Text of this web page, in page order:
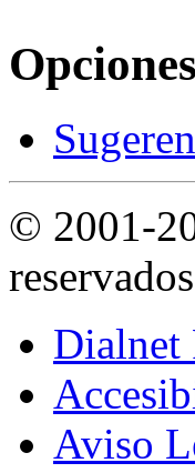
© 2001-
reservados
Dialnet
Aviso